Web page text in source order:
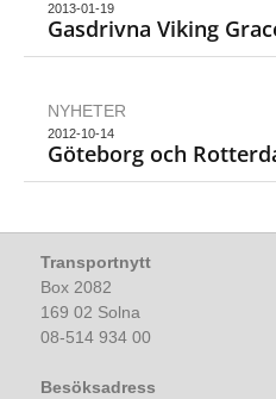
2013-01-19
Gasdrivna Viking
NYHETER
2012-10-14
Göteborg och
Transportnytt
Box 2082
169 02 Solna
08-514 934 00
Besöksadress